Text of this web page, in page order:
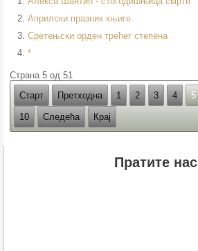
Априлски празник књиге
Сретењски орден трећег степена
*
Страна 5 од 51
Старт
Претходна 1 2 3 4 5
10 Следећа Крај
Пратите нас